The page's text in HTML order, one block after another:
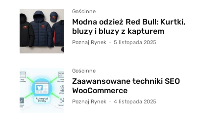
Gościnne
Modna odzież Red Bull: Kurtki,
bluzy i bluzy z kapturem
Poznaj Rynek - 5 listopada 2025
Gościnne
Zaawansowane techniki SEO
WooCommerce
Poznaj Rynek - 4 listopada 2025